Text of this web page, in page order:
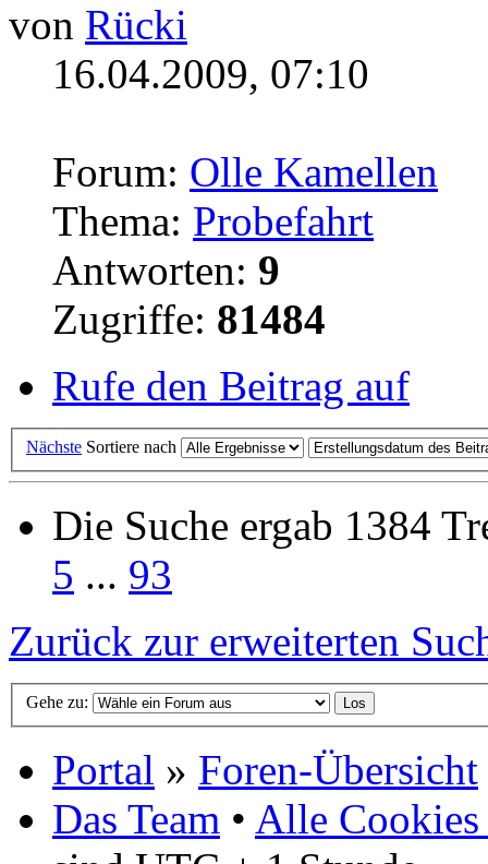
von Rücki
16.04.2009, 07:10
Forum: Olle Kamellen
Thema: Probefahrt
Antworten: 9
Zugriffe: 81484
Rufe den Beitrag auf
Nächste Sortiere nach
Die Suche ergab 1384
5 ... 93
Zurück zur erweiterten
Gehe zu:
Portal » Foren-Übersicht
Das Team • Alle Cookies